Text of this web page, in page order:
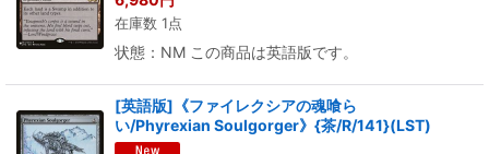
在庫数 1点
状態：NM この商品は英語版です。
[英語版]《ファイレクシアの魂喰ら
い/Phyrexian Soulgorger》{茶/R/141}(LST)